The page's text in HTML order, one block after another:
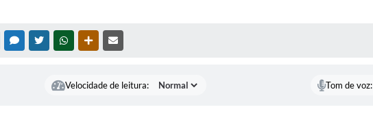
FACEBOOKMESSENGER
TWITTERWHATSAPPOUTRAS MÍDIAS
Velocidade de leitura: Tom de voz: